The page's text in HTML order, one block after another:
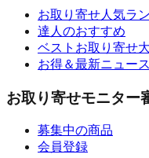
お取り寄せ人気ラ
達人のおすすめ
ベストお取り寄せ
お得＆最新ニュース
お取り寄せモニター
募集中の商品
会員登録